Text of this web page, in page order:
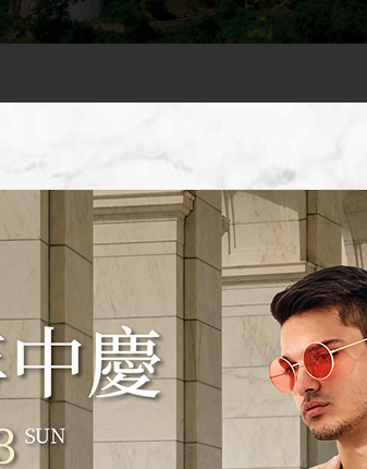
傢俱與家飾品牌：第一名瓷——德國麥森
傢俱飾品，墨西哥氣勢磅礡銀雕等皇家風
是最絢爛的歐洲藝術史縮影。1710年創立
德麥雅、歷史主義、浪漫主義、裝飾藝術
，致力追求卓越和創新。三百多年歲月積
是最貼近皇室貴冑的藝術品。1857年創立
到現代、從鑲嵌雕刻到蝕刻描金、從透明
王室名流對摩瑟水晶的經典作品，更是情有